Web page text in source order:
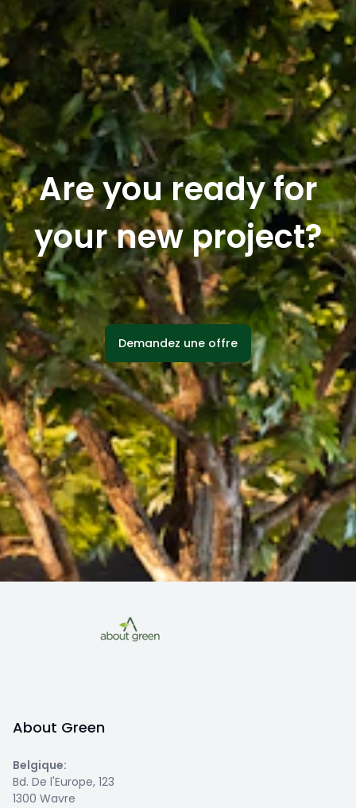
Are you ready for
your new project?
Demandez une offre
About Green
Belgique:
Bd. De l'Europe, 123
1300 Wavre